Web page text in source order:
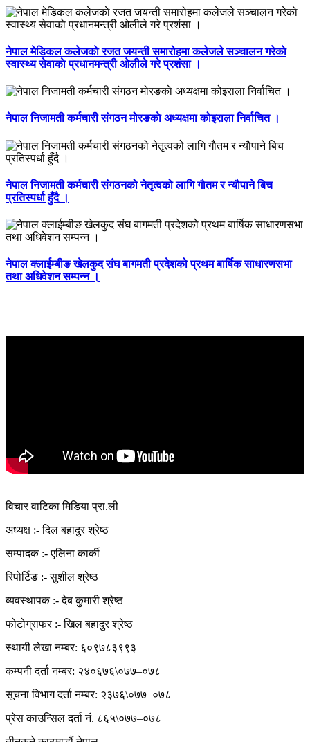
नेपाल मेडिकल कलेजकाे रजत जयन्ती समारोहमा कलेजले सञ्चालन गरेकाे
स्वास्थ्य सेवाकाे प्रधानमन्त्री ओलीले गरे प्रशंसा ।
नेपाल निजामती कर्मचारी संगठन मोरङकाे अध्यक्षमा कोइराला निर्वाचित ।
नेपाल निजामती कर्मचारी संगठनको नेतृत्वको लागि गाैतम र न्याैपाने बिच
प्रतिस्पर्धा हुँदै ।
नेपाल क्लाईम्बीङ खेलकुद संघ बागमती प्रदेशको प्रथम बार्षिक साधारणसभा
तथा अधिवेशन सम्पन्न ।
विचार वाटिका मिडिया प्रा.ली
अध्यक्ष :- दिल बहादुर श्रेष्ठ
सम्पादक :- एलिना कार्की
रिपोर्टिङ :- सुशील श्रेष्ठ
व्यवस्थापक :- देब कुमारी श्रेष्ठ
फोटोग्राफर :- खिल बहादुर श्रेष्ठ
स्थायी लेखा नम्बर: ६०९७८३९९३
कम्पनी दर्ता नम्बर: २४०६७६\०७७–०७८
सूचना विभाग दर्ता नम्बर: २३७६\०७७–०७८
प्रेस काउन्सिल दर्ता नं. ८६५\०७७–०७८